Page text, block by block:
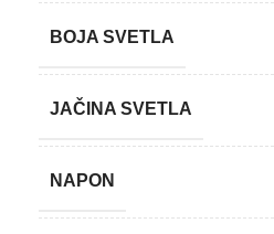
BOJA SVETLA
JAČINA SVETLA
NAPON